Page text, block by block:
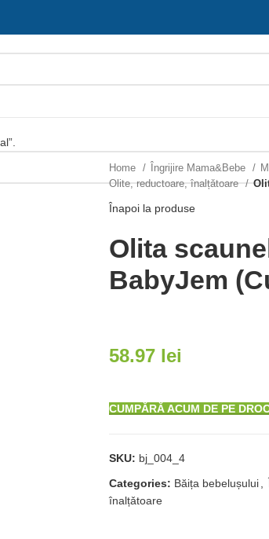
Home Îngrijire Mama&Bebe
Olite, reductoare, înalțǎtoare
Înapoi la produse
Olita
BabyJem
58.97 lei
CUMPĂRĂ ACUM DE PE
SKU: bj_004_4
Categories: Băița bebelușului
înalțǎtoare